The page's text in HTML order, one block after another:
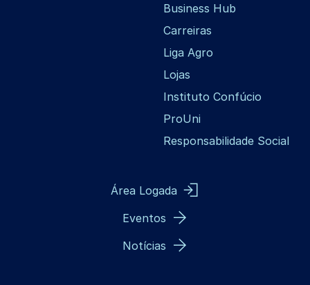
Business Hub
Carreiras
Liga Agro
Lojas
Instituto Confúcio
ProUni
Responsabilidade Social
Área Logada
Eventos
Notícias